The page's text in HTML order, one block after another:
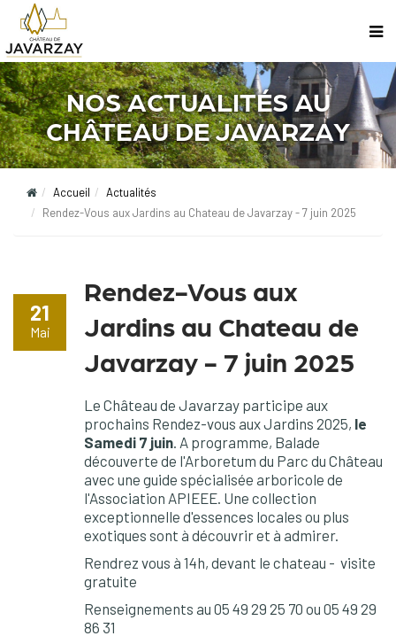
NOS ACTUALITÉS AU
CHÂTEAU DE JAVARZAY
Accueil
Actualités
Rendez-Vous aux Jardins au Chateau de Javarzay - 7 juin 2025
21
Mai
Rendez-Vous aux
Jardins au Chateau de
Javarzay - 7 juin 2025
Le Château de Javarzay participe aux
prochains Rendez-vous aux Jardins 2025, le
Samedi 7 juin. A programme, Balade
découverte de l'Arboretum du Parc du Château
avec une guide spécialisée arboricole de
l'Association APIEEE. Une collection
exceptionnelle d'essences locales ou plus
exotiques sont à découvrir et à admirer.
Rendrez vous à 14h, devant le chateau - visite
gratuite
Renseignements au 05 49 29 25 70 ou 05 49 29
86 31